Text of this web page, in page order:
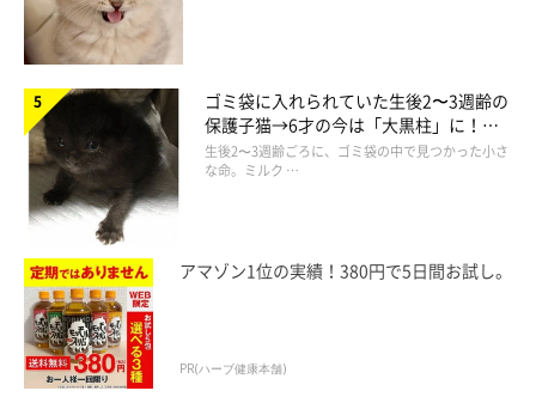
ねこのきもち投稿写真ギャラリー
いかがでしたか？ どれも簡単にできるので、みなさんもぜひや
ってみてくださいね。
参考／「ねこのきもち」2016年6月号『KEGARA図鑑』（監修／
石原さくらさん）
ゴミ袋に入れられていた生後2〜3週齢の
保護子猫→6才の今は「大黒柱」に！
美しい黒猫に成長した姿にグッとくる
生後2〜3週齢ごろに、ゴミ袋の中で見つかった小さ
な命。ミルク …
アマゾン1位の実績！380円で5日間お試し。
PR(ハーブ健康本舗)